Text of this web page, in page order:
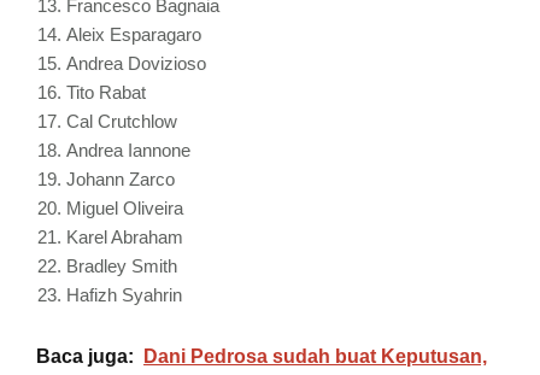
Francesco Bagnaia
Aleix Esparagaro
Andrea Dovizioso
Tito Rabat
Cal Crutchlow
Andrea Iannone
Johann Zarco
Miguel Oliveira
Karel Abraham
Bradley Smith
Hafizh Syahrin
Baca juga:
Dani Pedrosa sudah buat Keputusan,